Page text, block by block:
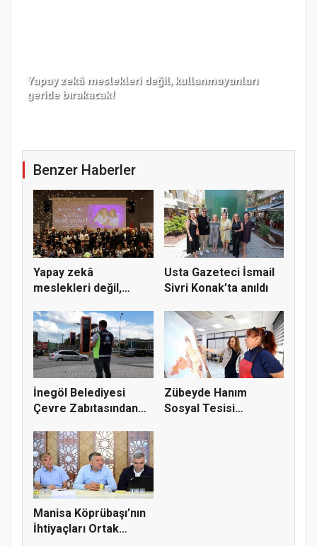
Yapay zekâ meslekleri değil, kullanmayanları
geride bırakacak!
Benzer Haberler
Yapay zekâ
meslekleri değil,
Usta Gazeteci İsmail
Sivri Konak’ta anıldı
İnegöl Belediyesi
Çevre Zabıtasından
Zübeyde Hanım
Sosyal Tesisi
Manisa Köprübaşı’nın
İhtiyaçları Ortak